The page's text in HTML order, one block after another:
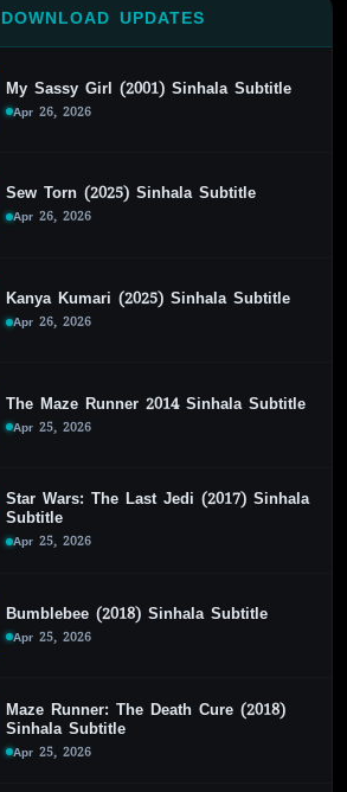
DOWNLOAD UPDATES
My Sassy Girl (2001) Sinhala Subtitle
Apr 26, 2026
Sew Torn (2025) Sinhala Subtitle
Apr 26, 2026
Kanya Kumari (2025) Sinhala Subtitle
Apr 26, 2026
The Maze Runner 2014 Sinhala Subtitle
Apr 25, 2026
Star Wars: The Last Jedi (2017) Sinhala
Subtitle
Apr 25, 2026
Bumblebee (2018) Sinhala Subtitle
Apr 25, 2026
Maze Runner: The Death Cure (2018)
Sinhala Subtitle
Apr 25, 2026